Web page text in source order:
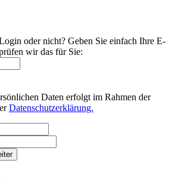
oder nicht? Geben Sie einfach Ihre E-
wir das für Sie:
Daten erfolgt im Rahmen der
Datenschutzerklärung.